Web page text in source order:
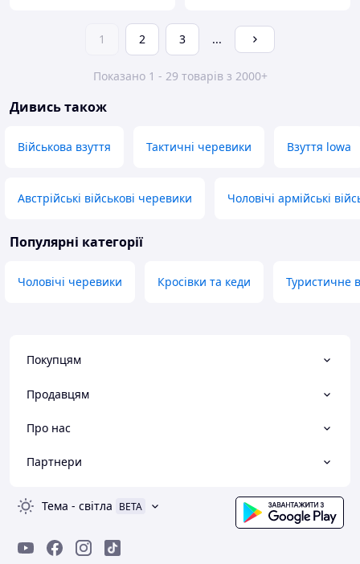
1 2 3 ...
Показано 1 - 29 товарів з 2000+
Дивись також
Військова взуття Тактичні черевики Взуття lowa
Австрійські військові черевики Чоловічі армійські
Популярні категорії
Чоловічі черевики Кросівки та кеди Туристичне
Покупцям
Продавцям
Про нас
Партнери
Тема - світла BETA